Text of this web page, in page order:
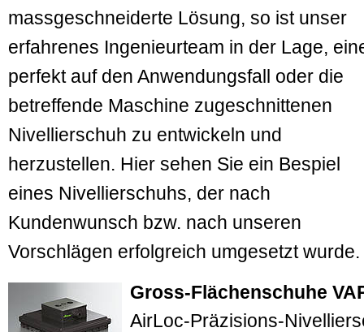
massgeschneiderte Lösung, so ist unser
erfahrenes Ingenieur­team in der Lage,
perfekt auf den Anwendungsfall oder die
betreffende Maschine zugeschnit­tenen
Nivellierschuh zu entwickeln und
herzustellen. Hier sehen Sie ein Bespiel
eines Nivellierschuhs, der nach
Kundenwunsch bzw. nach unseren
Vorschlägen erfolgreich umgesetzt wurde.
Gross-Flächenschuhe
AirLoc-Präzisions-